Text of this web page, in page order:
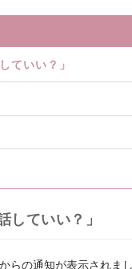
ていい？」
していい？」
らの通知が表示されま